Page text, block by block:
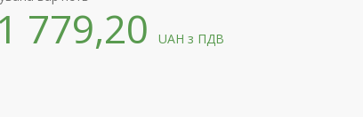
779,20UAHз ПДВ